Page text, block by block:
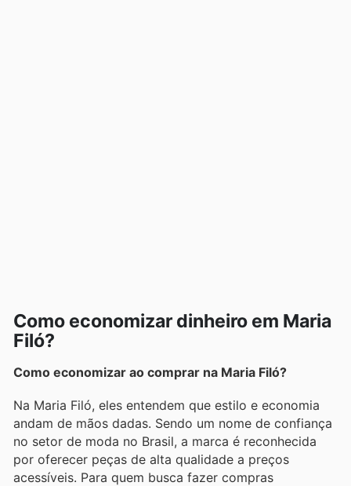
Como economizar dinheiro em Maria
Filó?
Como economizar ao comprar na Maria Filó?
Na Maria Filó, eles entendem que estilo e economia
andam de mãos dadas. Sendo um nome de confiança
no setor de moda no Brasil, a marca é reconhecida
por oferecer peças de alta qualidade a preços
acessíveis. Para quem busca fazer compras